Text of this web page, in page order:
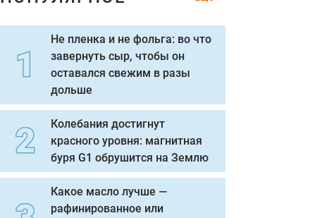
Не пленка и не фольга: во что
завернуть сыр, чтобы он
оставался свежим в разы
дольше
Колебания достигнут
красного уровня: магнитная
буря G1 обрушится на Землю
Какое масло лучше —
рафинированное или